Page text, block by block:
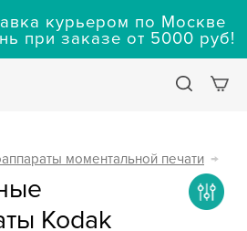
курьером по Москве
при заказе от 5000 руб!
моментальной печати →
Kodak